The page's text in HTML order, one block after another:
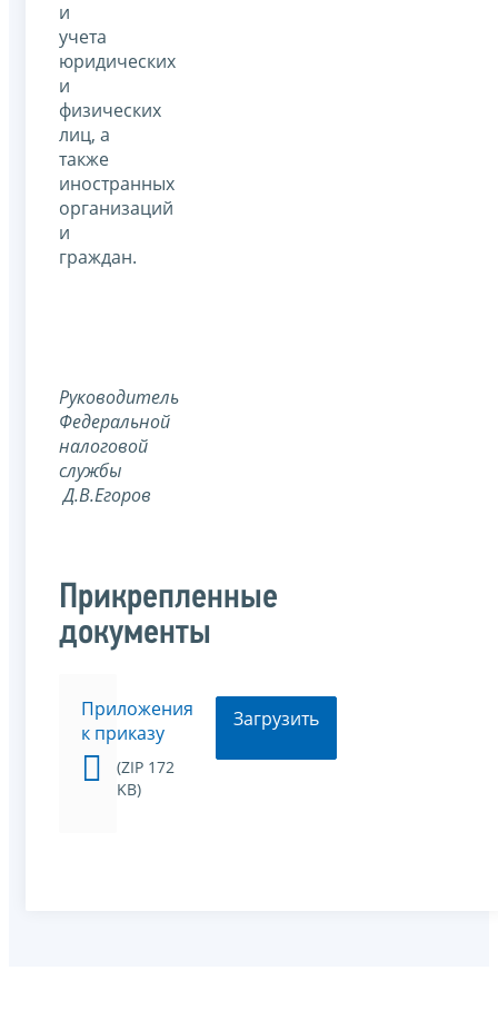
и
учета
юридических
и
физических
лиц, а
также
иностранных
организаций
и
граждан.
Руководитель
Федеральной
налоговой
службы
Д.В.Егоров
Прикрепленные
документы
Приложения
к приказу
(ZIP 172
KB)
Загрузить